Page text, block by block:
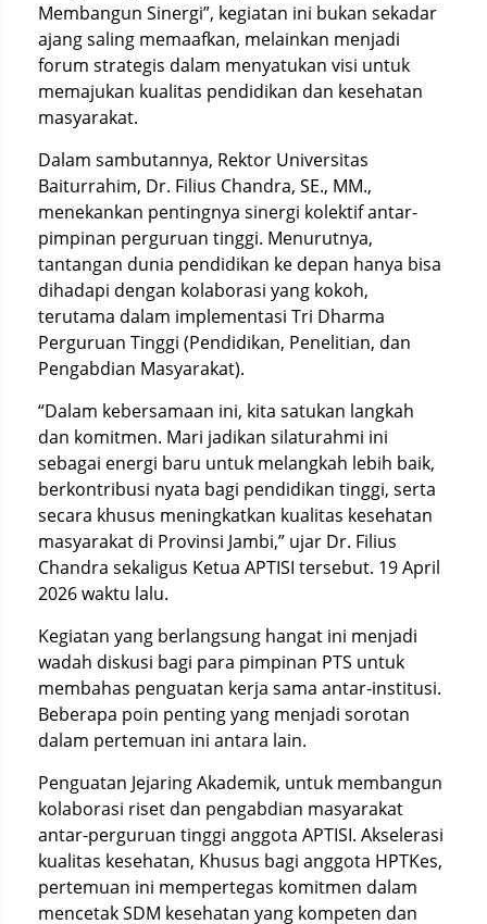
Membangun Sinergi”, kegiatan ini bukan sekadar
ajang saling memaafkan, melainkan menjadi
forum strategis dalam menyatukan visi untuk
memajukan kualitas pendidikan dan kesehatan
masyarakat.
Dalam sambutannya, Rektor Universitas
Baiturrahim, Dr. Filius Chandra, SE., MM.,
menekankan pentingnya sinergi kolektif antar-
pimpinan perguruan tinggi. Menurutnya,
tantangan dunia pendidikan ke depan hanya bisa
dihadapi dengan kolaborasi yang kokoh,
terutama dalam implementasi Tri Dharma
Perguruan Tinggi (Pendidikan, Penelitian, dan
Pengabdian Masyarakat).
“Dalam kebersamaan ini, kita satukan langkah
dan komitmen. Mari jadikan silaturahmi ini
sebagai energi baru untuk melangkah lebih baik,
berkontribusi nyata bagi pendidikan tinggi, serta
secara khusus meningkatkan kualitas kesehatan
masyarakat di Provinsi Jambi,” ujar Dr. Filius
Chandra sekaligus Ketua APTISI tersebut. 19 April
2026 waktu lalu.
Kegiatan yang berlangsung hangat ini menjadi
wadah diskusi bagi para pimpinan PTS untuk
membahas penguatan kerja sama antar-institusi.
Beberapa poin penting yang menjadi sorotan
dalam pertemuan ini antara lain.
Penguatan Jejaring Akademik, untuk membangun
kolaborasi riset dan pengabdian masyarakat
antar-perguruan tinggi anggota APTISI. Akselerasi
kualitas kesehatan, Khusus bagi anggota HPTKes,
pertemuan ini mempertegas komitmen dalam
mencetak SDM kesehatan yang kompeten dan